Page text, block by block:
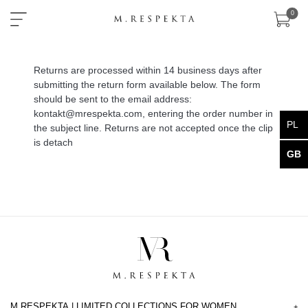
×
sklep
nowości
ready-
to-
0
PL
GB
Returns are processed within 14 business days after
submitting the return form available below. The form
should be sent to the email address:
kontakt@mrespekta.com , entering the order number in
the subject line. Returns are not accepted once the clip
is detach